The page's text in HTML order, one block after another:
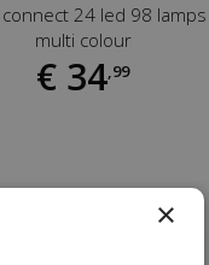
connect 24 led 98 lamps
multi colour
€ 34 99
×